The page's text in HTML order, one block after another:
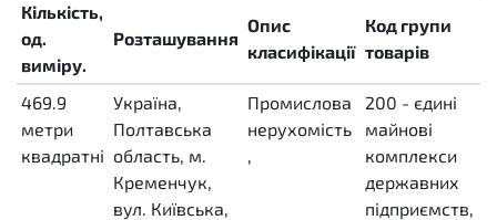
Кількість,
од.
виміру.
Розташування
Опис
класифікації
Код групи
товарів
469.9
метри
квадратні
Україна,
Полтавська
область, м.
Кременчук,
вул. Київська,
Промислова
нерухомість
,
200 - єдині
майнові
комплекси
державних
підприємств,